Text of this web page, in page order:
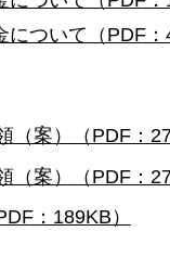
について（PDF：
案）（PDF：
案）（PDF：
：189KB）